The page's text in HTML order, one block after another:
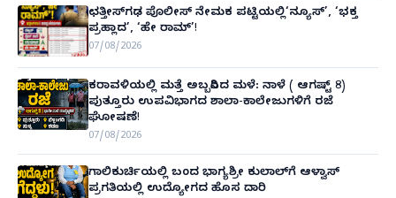
ಛತ್ತೀಸ್‌ಗಢ ಪೊಲೀಸ್ ನೇಮಕ ಪಟ್ಟಿಯಲ್ಲಿ‘ನ್ಯೂಸ್’, ‘ಭಕ್ತ
ಪ್ರಹ್ಲಾದ’, ‘ಹೇ ರಾಮ್’!
07/08/2026
ಕರಾವಳಿಯಲ್ಲಿ ಮತ್ತೆ ಅಬ್ಬರಿಸಿದ ಮಳೆ: ನಾಳೆ ( ಆಗಷ್ಟ್ 8)
ಪುತ್ತೂರು ಉಪವಿಭಾಗದ ಶಾಲಾ-ಕಾಲೇಜುಗಳಿಗೆ ರಜೆ
ಘೋಷಣೆ!
07/08/2026
ಗಾಲಿಕುರ್ಚಿಯಲ್ಲಿ ಬಂದ ಭಾಗ್ಯಶ್ರೀ ಕುಲಾಲ್‌ಗೆ ಆಳ್ವಾಸ್
ಪ್ರಗತಿಯಲ್ಲಿ ಉದ್ಯೋಗದ ಹೊಸ ದಾರಿ